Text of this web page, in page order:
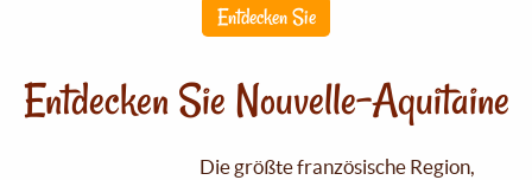
Entdecken Sie
Entdecken Sie Nouvelle-Aquitaine
Die größte französische Region,